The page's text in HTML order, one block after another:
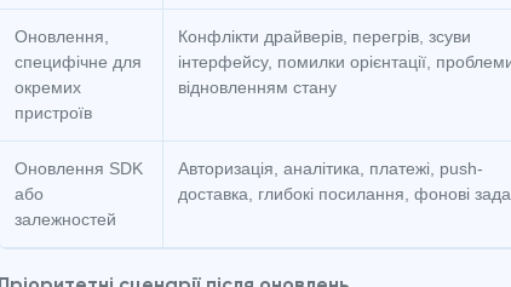
Оновлення,
специфічне для
окремих
пристроїв
Конфлікти драйверів, перегрів, зсуви
інтерфейсу, помилки орієнтації,
відновленням стану
Оновлення SDK
або
залежностей
Авторизація, аналітика, платежі, push-
доставка, глибокі посилання, фонові